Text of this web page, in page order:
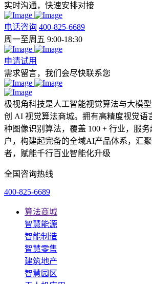
实时沟通，快速安排对接
电话咨询 400-825-6689
周一至周五 9:00-18:30
申请试用
需求留言，我们会尽快联系您
极视角科技是人工智能视觉算法与大模
创 AI 视觉算法商城。拥有高精度视觉语
种图像识别算法，覆盖 100 + 行业，服务
户，构建起完备的全域AI产品体系，汇
者，赋能千行百业智能化升级
全国咨询热线
400-825-6689
算法商城
智慧能源
智能制造
智慧零售
建筑地产
智慧园区